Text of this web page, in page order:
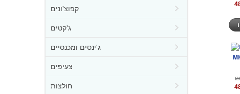
קפוצ'ונים
ג'קטים
ג'ינסים ומכנסיים
צעיפים
חולצות